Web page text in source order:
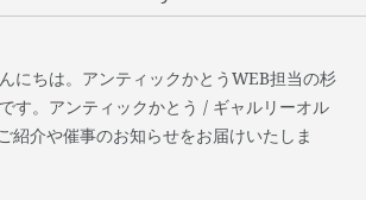
にちは。アンティックかとうWEB担当の杉
す。アンティックかとう / ギャルリーオル
紹介や催事のお知らせをお届けいたしま